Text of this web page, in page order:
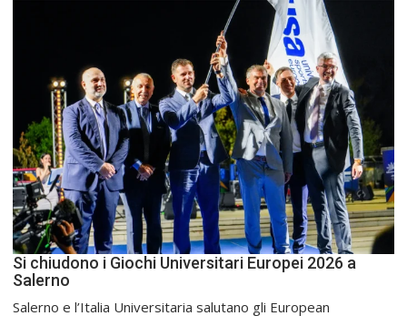
Si chiudono i Giochi Universitari Europei 2026 a
Salerno
Salerno e l’Italia Universitaria salutano gli European